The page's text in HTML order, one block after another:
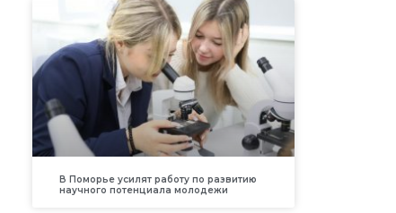
В Поморье усилят работу по развитию
научного потенциала молодежи